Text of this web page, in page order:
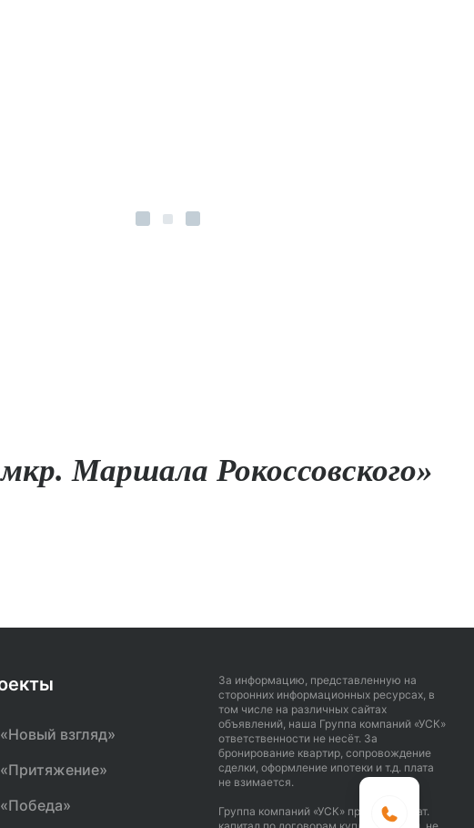
Маршала Рокоссовского»
взгляд»
За информацию, представленную на
сторонних информационных ресурсах, в
том числе на различных сайтах
объявлений, наша Группа компаний «УСК»
ответственности не несёт. За
бронирование квартир, сопровождение
сделки, оформление ипотеки и т.д. плата
не взимается.
Группа компаний «УСК» принимает мат.